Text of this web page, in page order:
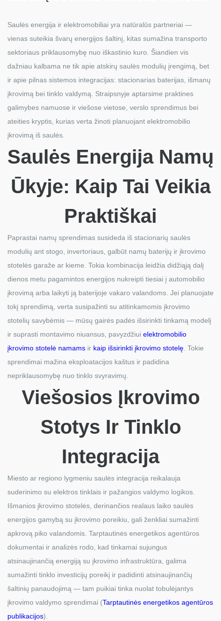
Saulės energija ir elektromobiliai yra natūralūs partneriai —
vienas suteikia švarų energijos šaltinį, kitas sumažina transporto
sektoriaus priklausomybę nuo iškastinio kuro. Šiandien vis
dažniau kalbama ne tik apie atskirų saulės modulių įrengimą, bet
ir apie pilnas sistemos integracijas: stacionarias baterijas, išmanų
įkrovimą bei tinklo valdymą. Straipsnyje aptarsime praktines
galimybes namuose ir viešose vietose, verslo sprendimus bei
ateities kryptis, kurias verta žinoti planuojant elektromobilio
įkrovimą iš saulės.
Saulės Energija Namų
Ūkyje: Kaip Tai Veikia
Praktiškai
Paprastai namų sprendimas susideda iš stacionarių saulės
modulių ant stogo, invertoriaus, galbūt namų baterijų ir įkrovimo
stotelės garaže ar kieme. Tokia kombinacija leidžia didžiąją dalį
dienos metu pagamintos energijos nukreipti tiesiai į automobilio
įkrovimą arba laikyti ją baterijoje vakaro valandoms. Jei planuojate
tokį sprendimą, verta susipažinti su atitinkamomis įkrovimo
stotelių savybėmis — mūsų gairės padės išsirinkti tinkamą modelį
ir suprasti montavimo niuansus, pavyzdžiui elektromobilio
įkrovimo stotelė namams ir kaip išsirinkti įkrovimo stotelę . Tokie
sprendimai mažina eksploatacijos kaštus ir padidina
nepriklausomybę nuo tinklo svyravimų.
Viešosios Įkrovimo
Stotys Ir Tinklo
Integracija
Miesto ar regiono lygmeniu saulės integracija reikalauja
suderinimo su elektros tinklais ir pažangios valdymo logikos.
Išmanios įkrovimo stotelės, derinančios realaus laiko saulės
energijos gamybą su įkrovimo poreikiu, gali ženkliai sumažinti
apkrovą piko valandomis. Tarptautinės energetikos agentūros
dokumentai ir analizės rodo, kad tinkamai sujungus
atsinaujinančią energiją su įkrovimo infrastruktūra, galima
sumažinti tinklo investicijų poreikį ir padidinti atsinaujinančių
šaltinių panaudojimą — tam puikiai tinka nuolat tobulėjantys
įkrovimo valdymo sprendimai (Tarptautinės energetikos agentūros
publikacijos).